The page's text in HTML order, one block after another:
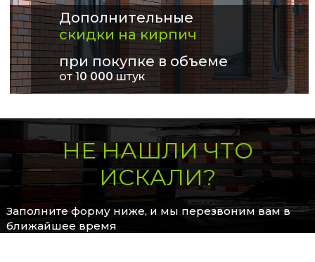
Дополнительные
скидки на кирпич
при покупке в объеме
от 10 000штук
НЕ НАШЛИ ЧТО
ИСКАЛИ?
Заполните форму ниже, и мы перезвоним вам в
ближайшее время